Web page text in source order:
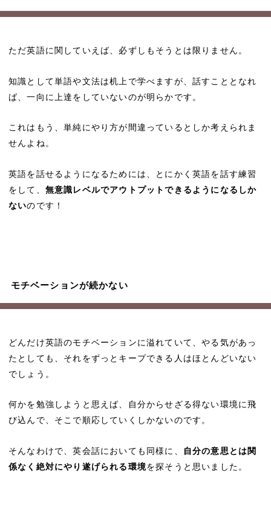
ただ英語に関していえば、必ずしもそうとは限りません。
知識として単語や文法は机上で学べますが、話すこととなれ
ば、一向に上達をしていないのが明らかです。
これはもう、単純にやり方が間違っているとしか考えられま
せんよね。
英語を話せるようになるためには、とにかく英語を話す練習
をして、 無意識レベルでアウトプットできるようになるしか
ないのです！
モチベーションが続かない
どんだけ英語のモチベーションに溢れていて、やる気があっ
たとしても、それをずっとキープできる人はほとんどいない
でしょう。
何かを勉強しようと思えば、自分からせざる得ない環境に飛
び込んで、そこで順応していくしかないのです。
そんなわけで、英会話においても同様に、
自分の意思とは関
係なく絶対にやり遂げられる環境を探そうと思いました。